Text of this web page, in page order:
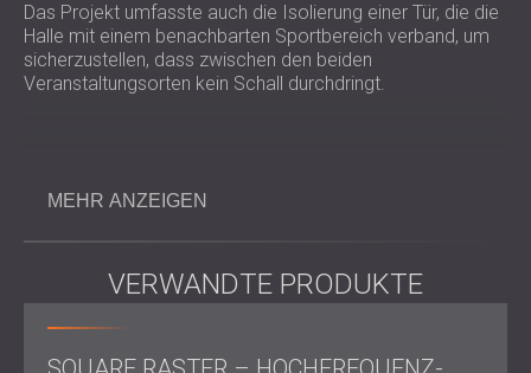
Das Projekt umfasste auch die Isolierung einer Tür, die die
Halle mit einem benachbarten Sportbereich verband, um
sicherzustellen, dass zwischen den beiden
Veranstaltungsorten kein Schall durchdringt.
Akustische Zonierung der Multifunktionshalle nach
Nutzungszweck
Produktauswahl für Sprachverständlichkeit und
Funktionen
MEHR ANZEIGEN
VERWANDTE PRODUKTE